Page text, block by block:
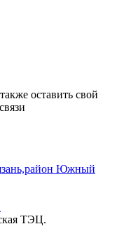
оставить свой
Южный
ТЭЦ.